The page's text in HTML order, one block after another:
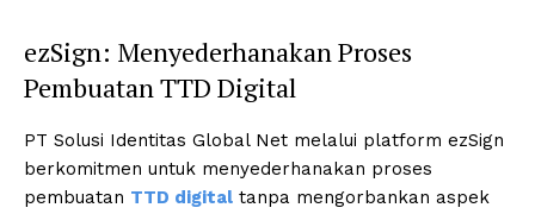
ezSign: Menyederhanakan Proses
Pembuatan TTD Digital
PT Solusi Identitas Global Net melalui platform ezSign
berkomitmen untuk menyederhanakan proses
pembuatan TTD digital tanpa mengorbankan aspek